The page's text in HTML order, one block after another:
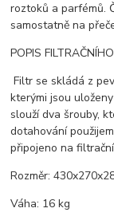
roztoků a parfémů.
samostatně na
POPIS
Filtr se skládá z
kterými jsou
slouží dva šrouby,
dotahování
připojeno na
Rozměr:
Váha: 16 kg